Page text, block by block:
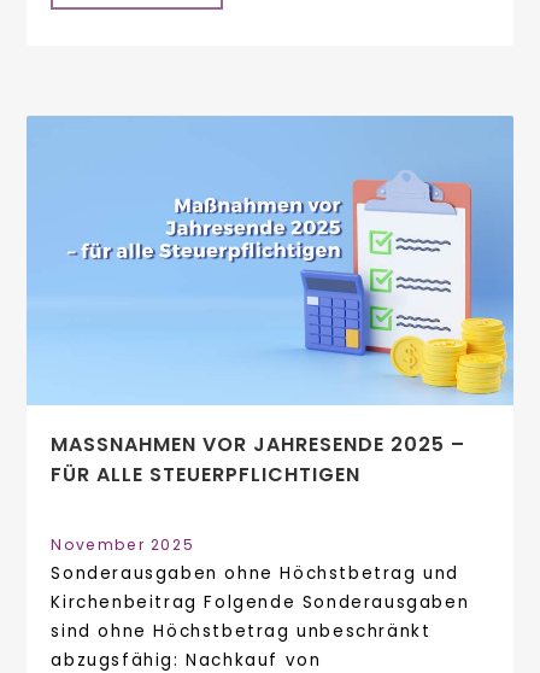
MASSNAHMEN VOR JAHRESENDE 2025 – F
ÜR ALLE STEUERPFLICHTIGEN
November 2025
Sonderausgaben ohne Höchstbetrag und
Kirchenbeitrag Folgende Sonderausgaben
sind ohne Höchstbetrag unbeschränkt
abzugsfähig: Nachkauf von